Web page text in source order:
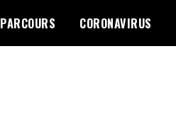
PARCOURS CORONAVIRUS